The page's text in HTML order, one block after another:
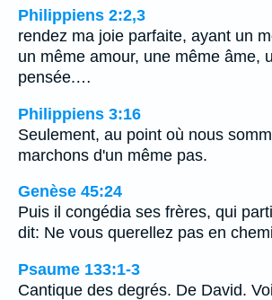
Philippiens 2:2,3
rendez ma joie parfaite, ayant un
un même amour, une même âme,
pensée.…
Philippiens 3:16
Seulement, au point où nous
marchons d'un même pas.
Genèse 45:24
Puis il congédia ses frères, qui
dit: Ne vous querellez pas en
Psaume 133:1-3
Cantique des degrés. De David.